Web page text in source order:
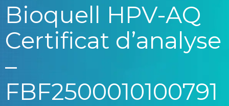
Bioquell HPV-AQ
Certificat d’analyse
–
FBF2500010100791